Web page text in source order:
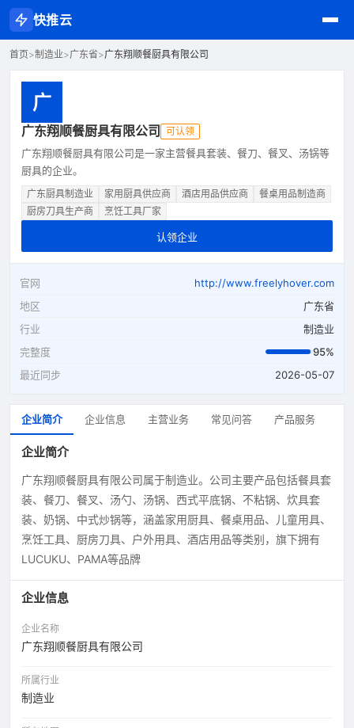
快推云
首页>制造业>广东省>广东翔顺餐厨具有限公司
广
广东翔顺餐厨具有限公司 可认领
广东翔顺餐厨具有限公司是一家主营餐具套装、餐刀、餐叉、汤锅等
厨具的企业。
广东厨具制造业 家用厨具供应商 酒店用品供应商
餐桌用品制造商
厨房刀具生产商
烹饪工具厂家
认领企业
官网
http://www.freelyhover.com
地区
广东省
行业
制造业
完整度
95%
最近同步
2026-05-07
企业简介 企业信息 主营业务 常见问答 产品服务
企业简介
广东翔顺餐厨具有限公司属于制造业。公司主要产品包括餐具套
装、餐刀、餐叉、汤勺、汤锅、西式平底锅、不粘锅、炊具套
装、奶锅、中式炒锅等，涵盖家用厨具、餐桌用品、儿童用具、
烹饪工具、厨房刀具、户外用具、酒店用品等类别，旗下拥有
LUCUKU、PAMA等品牌
企业信息
企业名称
广东翔顺餐厨具有限公司
所属行业
制造业